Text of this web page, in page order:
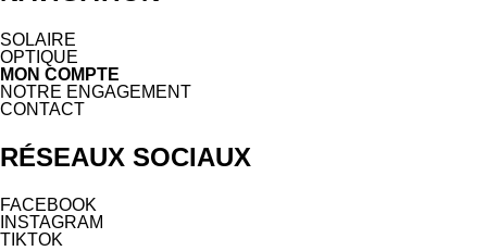
SOLAIRE
OPTIQUE
MON COMPTE
NOTRE ENGAGEMENT
CONTACT
RÉSEAUX SOCIAUX
FACEBOOK
INSTAGRAM
TIKTOK